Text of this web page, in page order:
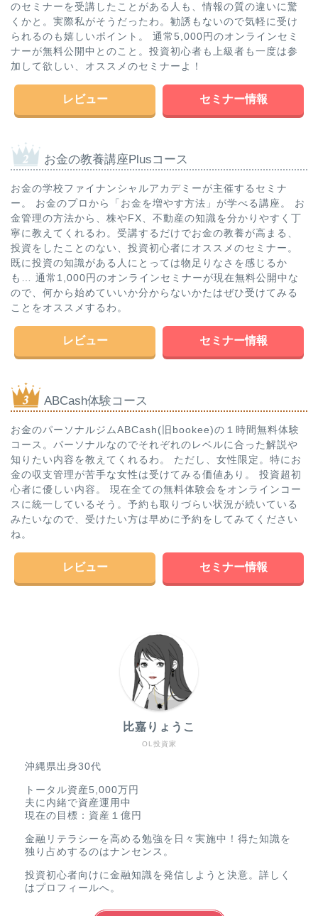
のセミナーを受講したことがある人も、情報の質の違いに驚
くかと。実際私がそうだったわ。勧誘もないので気軽に受け
られるのも嬉しいポイント。 通常5,000円のオンラインセミ
ナーが無料公開中とのこと。投資初心者も上級者も一度は参
加して欲しい、オススメのセミナーよ！
レビュー セミナー情報
お金の教養講座Plusコース
お金の学校ファイナンシャルアカデミーが主催するセミナ
ー。 お金のプロから「お金を増やす方法」が学べる講座。 お
金管理の方法から、株やFX、不動産の知識を分かりやすく丁
寧に教えてくれるわ。受講するだけでお金の教養が高まる、
投資をしたことのない、投資初心者にオススメのセミナー。
既に投資の知識がある人にとっては物足りなさを感じるか
も… 通常1,000円のオンラインセミナーが現在無料公開中な
ので、何から始めていいか分からないかたはぜひ受けてみる
ことをオススメするわ。
レビュー セミナー情報
ABCash体験コース
お金のパーソナルジムABCash(旧bookee)の１時間無料体験
コース。パーソナルなのでそれぞれのレベルに合った解説や
知りたい内容を教えてくれるわ。 ただし、女性限定。特にお
金の収支管理が苦手な女性は受けてみる価値あり。 投資超初
心者に優しい内容。 現在全ての無料体験会をオンラインコー
スに統一しているそう。予約も取りづらい状況が続いている
みたいなので、受けたい方は早めに予約をしてみてください
ね。
レビュー セミナー情報
OL投資家
比嘉りょうこ
沖縄県出身30代
トータル資産5,000万円
夫に内緒で資産運用中
現在の目標：資産１億円
金融リテラシーを高める勉強を日々実施中！得た知識を
独り占めするのはナンセンス。
投資初心者向けに金融知識を発信しようと決意。詳しく
はプロフィールへ。